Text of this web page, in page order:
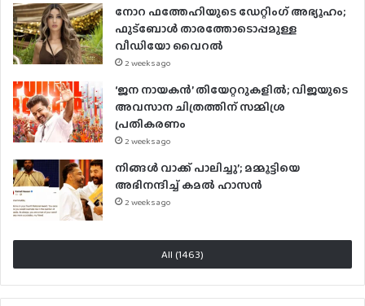
നോറ ഫത്തേഹിയുടെ ഡേറ്റിംഗ് അഭ്യൂഹം;
ഫുട്ബോൾ താരത്തോടൊപ്പമുള്ള
വീഡിയോ വൈറൽ
2 weeks ago
‘ജന നായകൻ’ തിയേറ്ററുകളിൽ; വിജയുടെ
അവസാന ചിത്രത്തിന് സമ്മിശ്ര
പ്രതികരണം
2 weeks ago
നിങ്ങൾ വാക്ക് പാലിച്ചു’; മമ്മൂട്ടിയെ
അഭിനന്ദിച്ച് കമൽ ഹാസൻ
2 weeks ago
All (1463)